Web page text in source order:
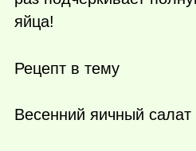
яйца!
Рецепт в тему
Весенний яичный салат